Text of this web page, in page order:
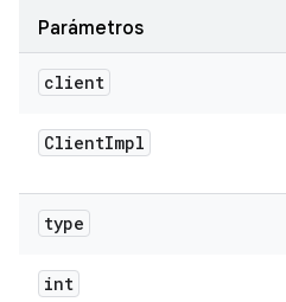
Parámetros
client
ClientImpl
type
int